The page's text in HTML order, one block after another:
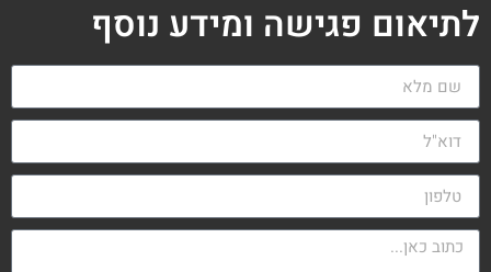
לתיאום פגישה ומידע נוסף